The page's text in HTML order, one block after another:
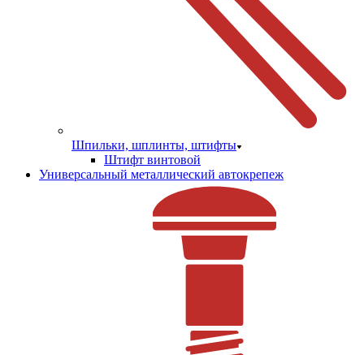
Шпильки, шплинты, штифты
Штифт винтовой
Универсальный металлический автокрепеж